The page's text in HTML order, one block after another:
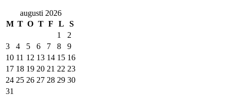
augusti 2026
M T O T F L
S
1
2
3
4 5 6 7 8
9
10 11 12 13 14 15 16
17 18 19 20 21 22 23
24 25 26 27 28 29 30
31